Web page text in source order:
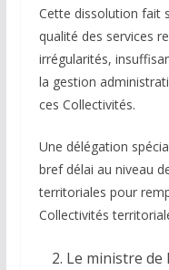
Cette dissolution fait
qualité des services
irrégularités,
la gestion
ces Collectivités.
Une délégation
bref délai au niveau
territoriales pour
Collectivités
Le ministre de